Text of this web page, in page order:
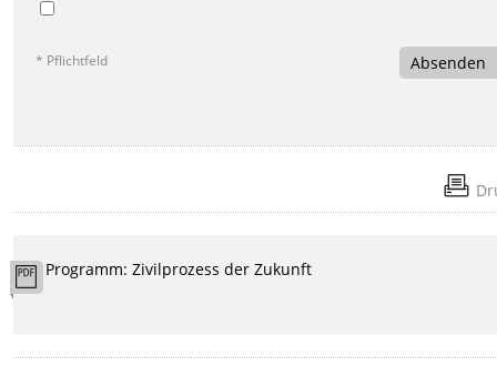
* Pflichtfeld Absenden
Programm: Zivilprozess der Zukunft